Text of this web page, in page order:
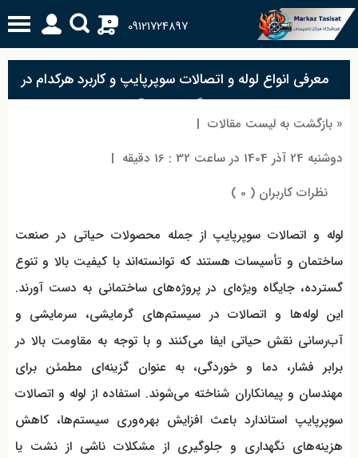
09121724897
0
معرفی انواع لوله و اتصالات سوپرپایپ و کاربرد هرکدام در
سرمایش، گرمایش و آب رسانی
« بازگشت به لیست مقالات |
دوشنبه 24 آذر 1404 در ساعت 32 : 16 دقیقه
|
نظرات کاربران ( 0 )
لوله و اتصالات سوپرپایپ از جمله محصولات حیاتی در صنعت
ساختمان و تأسیسات هستند که توانسته‌اند با کیفیت بالا و تنوع
گسترده، جایگاه ویژه‌ای در پروژه‌های ساختمانی به دست آورند.
این لوله‌ها و اتصالات در سیستم‌های گرمایشی، سرمایشی و
آب‌رسانی نقش حیاتی ایفا می‌کنند و با توجه به مقاومت بالا در
برابر فشار، دما و خوردگی، به عنوان گزینه‌ای مطمئن برای
مهندسان و پیمانکاران شناخته می‌شوند. استفاده از لوله و اتصالات
سوپرپایپ استاندارد باعث افزایش بهره‌وری سیستم‌ها، کاهش
هزینه‌های نگهداری و جلوگیری از مشکلات ناشی از نشت یا